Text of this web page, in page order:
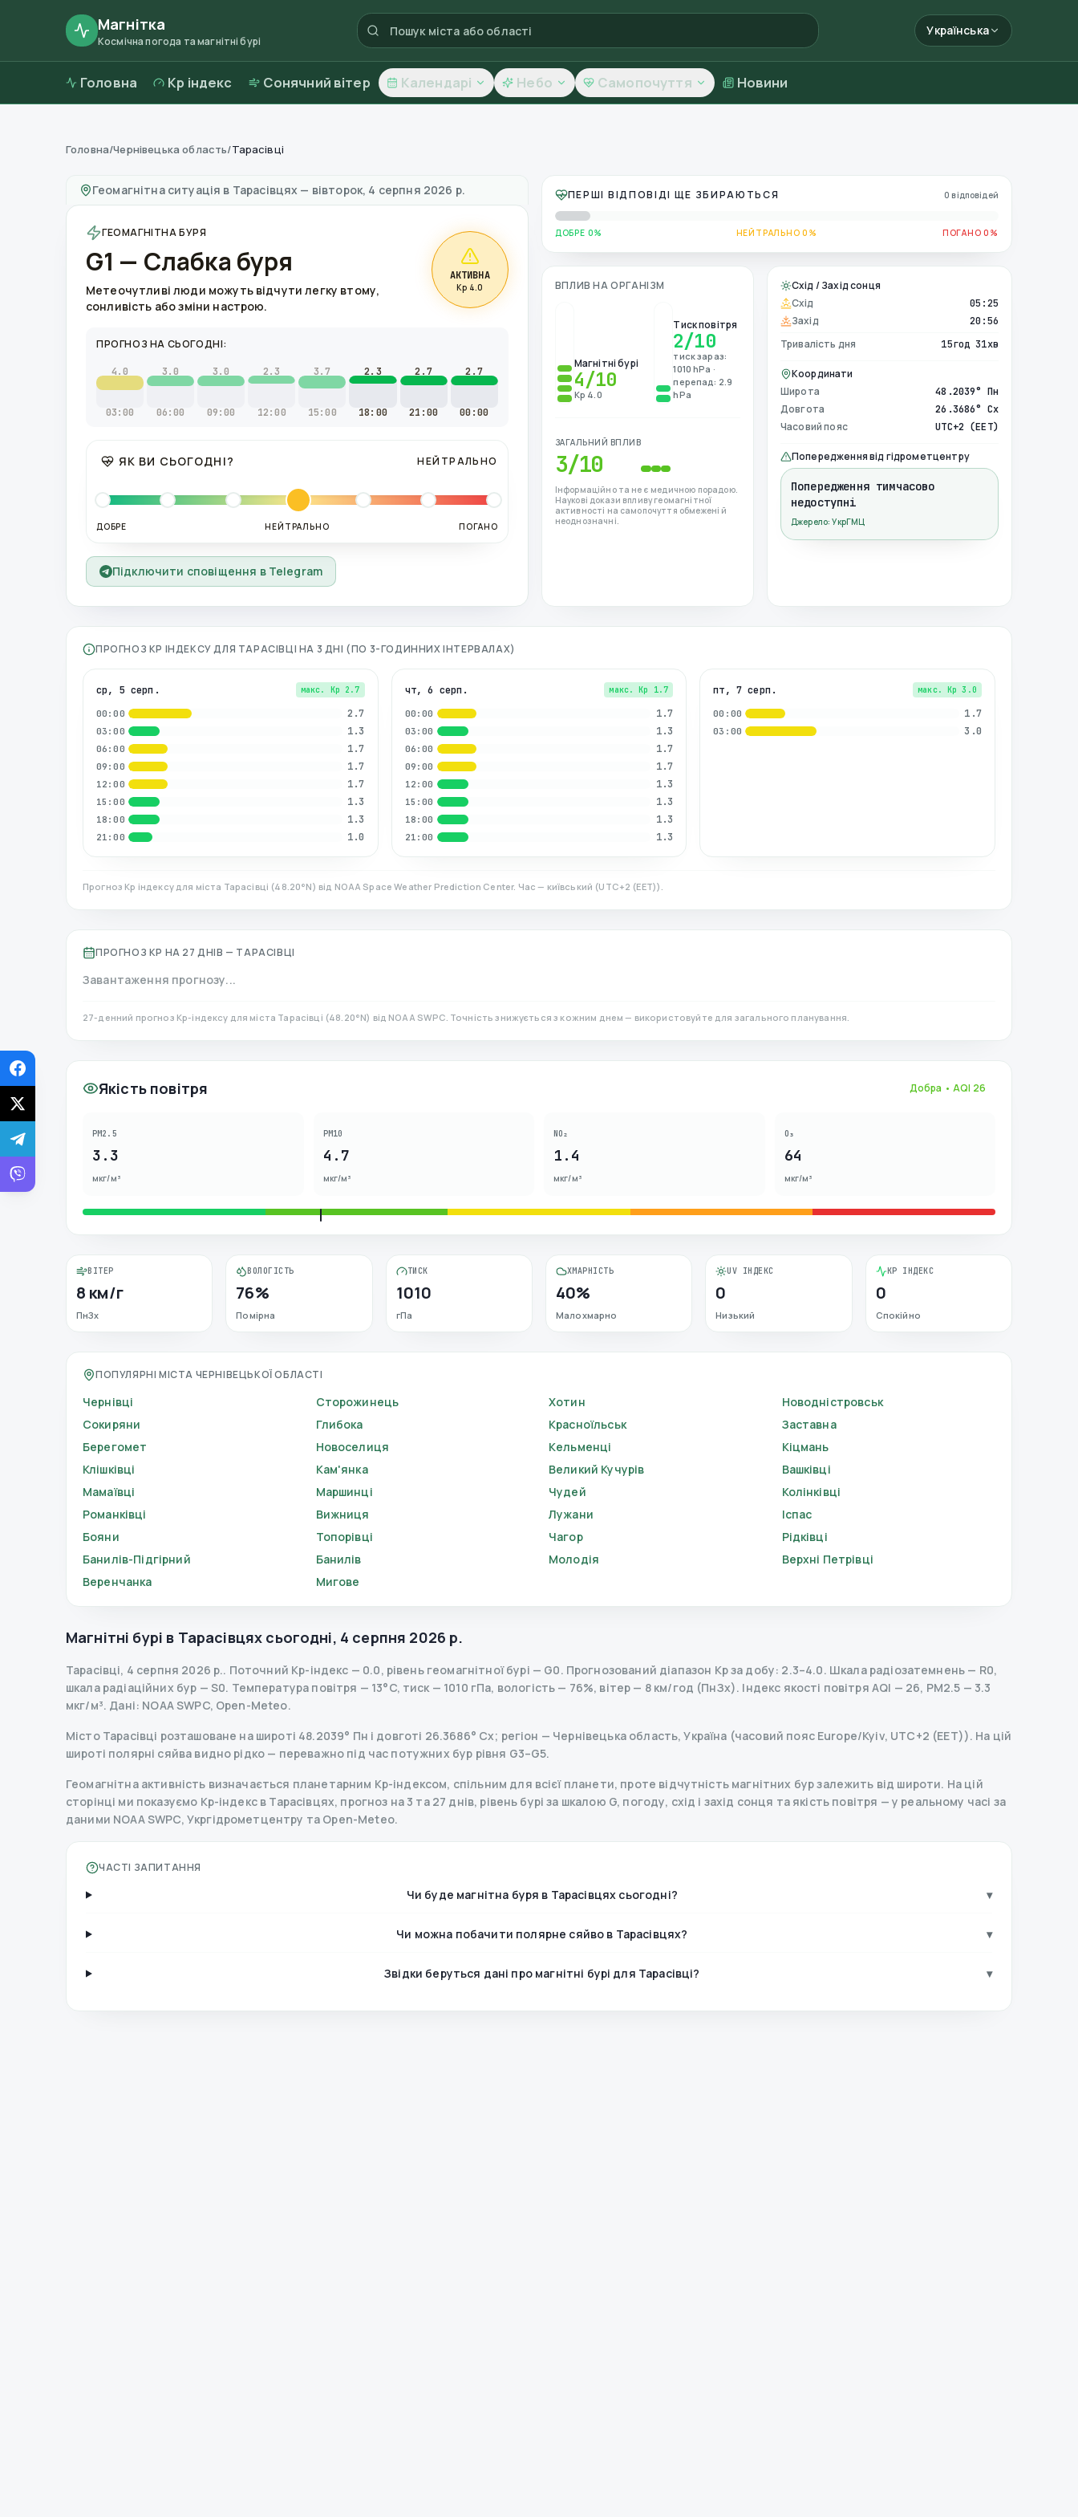
Магнітка
Космічна погода та магнітні бурі
Українська
Головна Kp індекс Сонячний вітер Календарі Небо Самопочуття Новини
Магнітні бурі в Тарасівцях—погода та якість повітря
Головна/Чернівецька область/Тарасівці
Геомагнітна ситуація в Тарасівцях — вівторок, 4 серпня 2026 р.
ГЕОМАГНІТНА БУРЯ
G1 — Слабка буря
Метеочутливі люди можуть відчути легку втому,
сонливість або зміни настрою.
АКТИВНА
Kp 4.0
ПРОГНОЗ НА СЬОГОДНІ:
4.0
03:00
3.0
06:00
3.0
09:00
2.3
12:00
3.7
15:00
2.3
18:00
2.7
21:00
2.7
00:00
ЯК ВИ СЬОГОДНІ? НЕЙТРАЛЬНО
ДОБРЕ НЕЙТРАЛЬНО ПОГАНО
Підключити сповіщення в Telegram
ПЕРШІ ВІДПОВІДІ ЩЕ ЗБИРАЮТЬСЯ 0 відповідей
ДОБРЕ 0% НЕЙТРАЛЬНО 0% ПОГАНО 0%
ВПЛИВ НА ОРГАНІЗМ
Магнітні бурі
4/10
Kp 4.0
Тиск повітря
2/10
тиск зараз:
1010 hPa ·
перепад: 2.9
hPa
ЗАГАЛЬНИЙ ВПЛИВ
3/10
Інформаційно та не є медичною порадою.
Наукові докази впливу геомагнітної
активності на самопочуття обмежені й
неоднозначні.
Схід / Захід сонця
Схід
05:25
Захід 20:56
Тривалість дня 15год 31хв
Координати
Широта
48.2039° Пн
Довгота 26.3686° Сх
Часовий пояс UTC+2 (EET)
Попередження від гідрометцентру
Попередження тимчасово
недоступні
Джерело: УкрГМЦ
ПРОГНОЗ KP ІНДЕКСУ ДЛЯ ТАРАСІВЦІ НА 3 ДНІ (ПО 3-ГОДИННИХ ІНТЕРВАЛАХ)
ср, 5 серп. макс. Kp 2.7
00:00 2.7
03:00 1.3
06:00 1.7
09:00 1.7
12:00 1.7
15:00 1.3
18:00 1.3
21:00 1.0
чт, 6 серп. макс. Kp 1.7
00:00 1.7
03:00 1.3
06:00 1.7
09:00 1.7
12:00 1.3
15:00 1.3
18:00 1.3
21:00 1.3
пт, 7 серп. макс. Kp 3.0
00:00 1.7
03:00 3.0
Прогноз Kp індексу для міста Тарасівці (48.20°N) від NOAA Space Weather Prediction Center. Час — київський (UTC+2 (EET)).
ПРОГНОЗ KP НА 27 ДНІВ — ТАРАСІВЦІ
Завантаження прогнозу...
27-денний прогноз Kp-індексу для міста Тарасівці (48.20°N) від NOAA SWPC. Точність знижується з кожним днем — використовуйте для загального планування.
Якість повітря Добра • AQI 26
PM2.5
3.3
мкг/м³
PM10
4.7
мкг/м³
NO₂
1.4
мкг/м³
O₃
64
мкг/м³
ВІТЕР
8 км/г
ПнЗх
ВОЛОГІСТЬ
76%
Помірна
ТИСК
1010
гПа
ХМАРНІСТЬ
40%
Малохмарно
UV ІНДЕКС
0
Низький
KP ІНДЕКС
0
Спокійно
ПОПУЛЯРНІ МІСТА ЧЕРНІВЕЦЬКОЇ ОБЛАСТІ
Чернівці Сторожинець Хотин
Новодністровськ
Сокиряни
Глибока Красноїльськ
Заставна
Берегомет
Новоселиця Кельменці
Кіцмань
Клішківці
Кам'янка Великий Кучурів
Вашківці
Мамаївці
Маршинці Чудей
Колінківці
Романківці
Вижниця Лужани
Іспас
Бояни
Топорівці Чагор
Рідківці
Банилів-Підгірний
Банилів Молодія
Верхні Петрівці
Веренчанка
Мигове
Магнітні бурі в Тарасівцях сьогодні, 4 серпня 2026 р.
Тарасівці, 4 серпня 2026 р.. Поточний Kp-індекс — 0.0, рівень геомагнітної бурі — G0. Прогнозований діапазон Kp за добу: 2.3–4.0. Шкала радіозатемнень — R0,
шкала радіаційних бур — S0. Температура повітря — 13°C, тиск — 1010 гПа, вологість — 76%, вітер — 8 км/год (ПнЗх). Індекс якості повітря AQI — 26, PM2.5 — 3.3
мкг/м³. Дані: NOAA SWPC, Open-Meteo.
Місто Тарасівці розташоване на широті 48.2039° Пн і довготі 26.3686° Сх; регіон — Чернівецька область, Україна (часовий пояс Europe/Kyiv, UTC+2 (EET)). На цій
широті полярні сяйва видно рідко — переважно під час потужних бур рівня G3–G5.
Геомагнітна активність визначається планетарним Kp-індексом, спільним для всієї планети, проте відчутність магнітних бур залежить від широти. На цій
сторінці ми показуємо Kp-індекс в Тарасівцях, прогноз на 3 та 27 днів, рівень бурі за шкалою G, погоду, схід і захід сонця та якість повітря — у реальному часі за
даними NOAA SWPC, Укргідрометцентру та Open-Meteo.
ЧАСТІ ЗАПИТАННЯ
Чи буде магнітна буря в Тарасівцях сьогодні? ▾
Чи можна побачити полярне сяйво в Тарасівцях? ▾
Звідки беруться дані про магнітні бурі для Тарасівці? ▾